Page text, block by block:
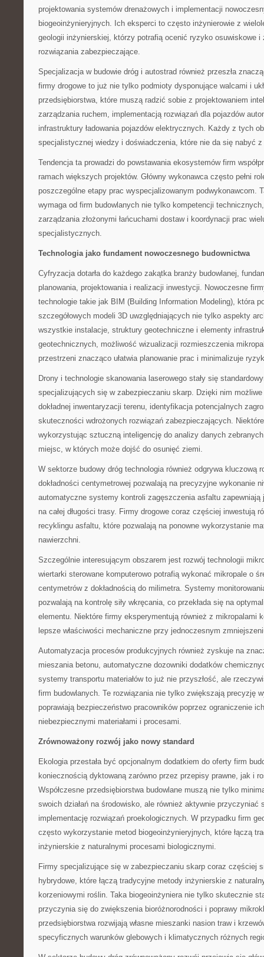
projektowania systemów drenażowych i implementacji
biogeoinżynieryjnych. Ich eksperci to często inżynierowie z
geologii inżynierskiej, którzy potrafią ocenić ryzyko osuwiskowe i
rozwiązania zabezpieczające.
Specjalizacja w budowie dróg i autostrad również przeszła
firmy drogowe to już nie tylko podmioty dysponujące walcami i
przedsiębiorstwa, które muszą radzić sobie z projektowaniem
zarządzania ruchem, implementacją rozwiązań dla pojazdów
infrastruktury ładowania pojazdów elektrycznych. Każdy z tych
specjalistycznej wiedzy i doświadczenia, które nie da się nabyć
Tendencja ta prowadzi do powstawania ekosystemów firm
ramach większych projektów. Główny wykonawca często pełni
poszczególne etapy prac wyspecjalizowanym podwykonawcom.
wymaga od firm budowlanych nie tylko kompetencji
zarządzania złożonymi łańcuchami dostaw i koordynacji prac
specjalistycznych.
Technologia jako fundament nowoczesnego budownictwa
Cyfryzacja dotarła do każdego zakątka branży budowlanej,
planowania, projektowania i realizacji inwestycji. Nowoczesne
technologie takie jak BIM (Building Information Modeling), która
szczegółowych modeli 3D uwzględniających nie tylko aspekty
wszystkie instalacje, struktury geotechniczne i elementy
geotechnicznych, możliwość wizualizacji rozmieszczenia
przestrzeni znacząco ułatwia planowanie prac i minimalizuje
Drony i technologie skanowania laserowego stały się
specjalizujących się w zabezpieczaniu skarp. Dzięki nim
dokładnej inwentaryzacji terenu, identyfikacja potencjalnych
skuteczności wdrożonych rozwiązań zabezpieczających.
wykorzystując sztuczną inteligencję do analizy danych
miejsc, w których może dojść do osunięć ziemi.
W sektorze budowy dróg technologia również odgrywa kluczową
dokładności centymetrowej pozwalają na precyzyjne wykonanie
automatyczne systemy kontroli zagęszczenia asfaltu zapewniają
na całej długości trasy. Firmy drogowe coraz częściej inwestują
recyklingu asfaltu, które pozwalają na ponowne wykorzystanie
nawierzchni.
Szczególnie interesującym obszarem jest rozwój technologii
wiertarki sterowane komputerowo potrafią wykonać mikropale o
centymetrów z dokładnością do milimetra. Systemy
pozwalają na kontrolę siły wkręcania, co przekłada się na
elementu. Niektóre firmy eksperymentują również z mikropalami
lepsze właściwości mechaniczne przy jednoczesnym
Automatyzacja procesów produkcyjnych również zyskuje na
mieszania betonu, automatyczne dozowniki dodatków
systemy transportu materiałów to już nie przyszłość, ale
firm budowlanych. Te rozwiązania nie tylko zwiększają precyzję
poprawiają bezpieczeństwo pracowników poprzez ograniczenie
niebezpiecznymi materiałami i procesami.
Zrównoważony rozwój jako nowy standard
Ekologia przestała być opcjonalnym dodatkiem do oferty firm
koniecznością dyktowaną zarówno przez przepisy prawne, jak i
Współczesne przedsiębiorstwa budowlane muszą nie tylko
swoich działań na środowisko, ale również aktywnie przyczyniać
implementację rozwiązań proekologicznych. W przypadku firm
często wykorzystanie metod biogeoinżynieryjnych, które łączą
inżynierskie z naturalnymi procesami biologicznymi.
Firmy specjalizujące się w zabezpieczaniu skarp coraz częściej
hybrydowe, które łączą tradycyjne metody inżynierskie z
korzeniowymi roślin. Taka biogeoinżyniera nie tylko skutecznie
przyczynia się do zwiększenia bioróżnorodności i poprawy
przedsiębiorstwa rozwijają własne mieszanki nasion traw i
specyficznych warunków glebowych i klimatycznych różnych